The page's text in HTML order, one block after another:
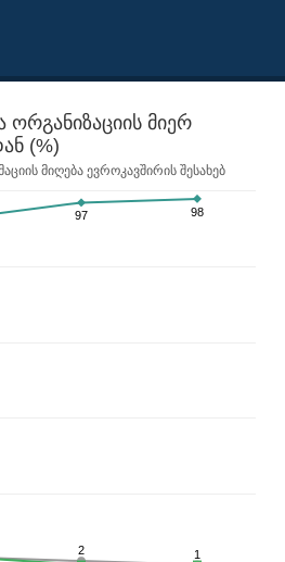
ორგანიზაციის მიერ
მომზადებული საინფორმაციო ბროშურებიდან (%)
მიღება ევროკავშირის შესახებ
2 1
97 98